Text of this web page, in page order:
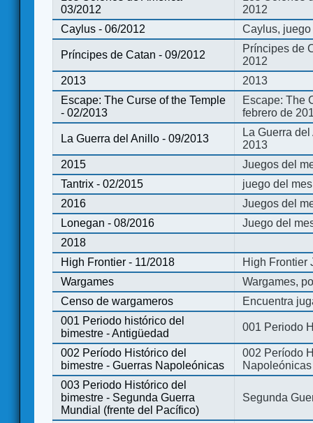
03/2012
2012
Caylus - 06/2012
Caylus,
Príncipes de Catan - 09/2012
Príncipes de
2012
2013
2013
Escape: The Curse of the Temple
- 02/2013
Escape: The
febrero de
La Guerra del Anillo - 09/2013
La Guerra
2013
2015
Juegos del
Tantrix - 02/2015
juego del
2016
Juegos del
Lonegan - 08/2016
Juego del
2018
High Frontier - 11/2018
High Frontier
Wargames
Wargames,
Censo de wargameros
Encuentra
001 Periodo histórico del
bimestre - Antigüedad
001 Periodo
002 Período Histórico del
bimestre - Guerras Napoleónicas
002 Período
Napoleónicas
003 Periodo Histórico del
bimestre - Segunda Guerra
Mundial (frente del Pacífico)
Segunda